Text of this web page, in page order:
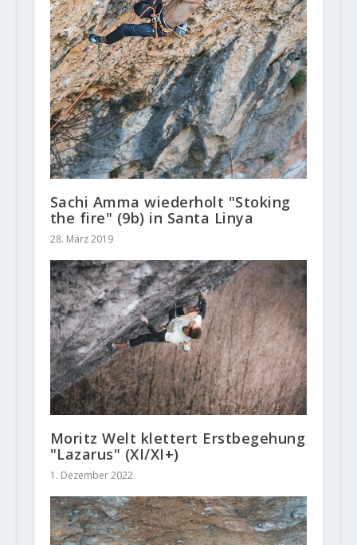
Sachi Amma wiederholt "Stoking
the fire" (9b) in Santa Linya
28. März 2019
Moritz Welt klettert Erstbegehung
"Lazarus" (XI/XI+)
1. Dezember 2022